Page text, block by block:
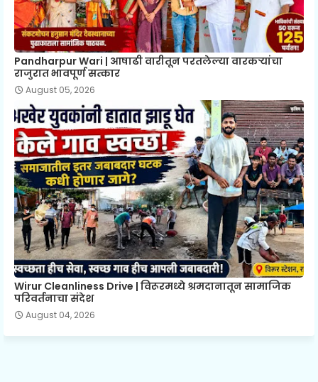
Pandharpur Wari | आषाढी वारीतून परतलेल्या वारकऱ्यांचा
राजुरात भावपूर्ण सत्कार
August 05, 2026
Wirur Cleanliness Drive | विरूरमध्ये श्रमदानातून सामाजिक
परिवर्तनाचा संदेश
August 04, 2026